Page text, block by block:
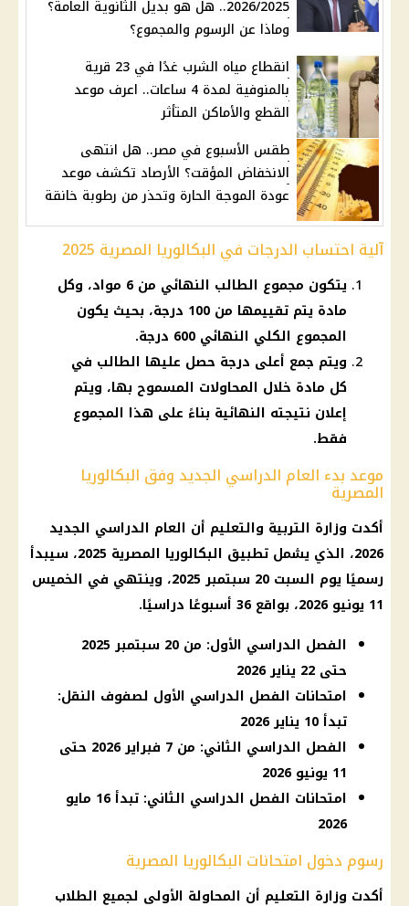
2026/2025.. هل هو بديل الثانوية العامة؟
وماذا عن الرسوم والمجموع؟
انقطاع مياه الشرب غدًا في 23 قرية
بالمنوفية لمدة 4 ساعات.. اعرف موعد
القطع والأماكن المتأثر
طقس الأسبوع في مصر.. هل انتهى
الانخفاض المؤقت؟ الأرصاد تكشف موعد
عودة الموجة الحارة وتحذر من رطوبة خانقة
آلية احتساب الدرجات في البكالوريا المصرية 2025
يتكون مجموع الطالب النهائي من 6 مواد، وكل
مادة يتم تقييمها من 100 درجة، بحيث يكون
المجموع الكلي النهائي 600 درجة.
ويتم جمع أعلى درجة حصل عليها الطالب في
كل مادة خلال المحاولات المسموح بها، ويتم
إعلان نتيجته النهائية بناءً على هذا المجموع
فقط.
موعد بدء العام الدراسي الجديد وفق البكالوريا
المصرية
أكدت وزارة التربية والتعليم أن العام الدراسي الجديد
2026، الذي يشمل تطبيق البكالوريا المصرية
2025، سيبدأ
رسميًا يوم السبت 20 سبتمبر 2025، وينتهي في الخميس
11 يونيو 2026، بواقع 36 أسبوعًا دراسيًا.
الفصل الدراسي الأول: من 20 سبتمبر 2025
حتى 22 يناير 2026
امتحانات الفصل الدراسي الأول لصفوف النقل:
تبدأ 10 يناير 2026
الفصل الدراسي الثاني: من 7 فبراير 2026 حتى
11 يونيو 2026
امتحانات الفصل الدراسي الثاني: تبدأ 16 مايو
2026
رسوم دخول امتحانات البكالوريا المصرية
أكدت وزارة التعليم أن المحاولة الأولى لجميع الطلاب